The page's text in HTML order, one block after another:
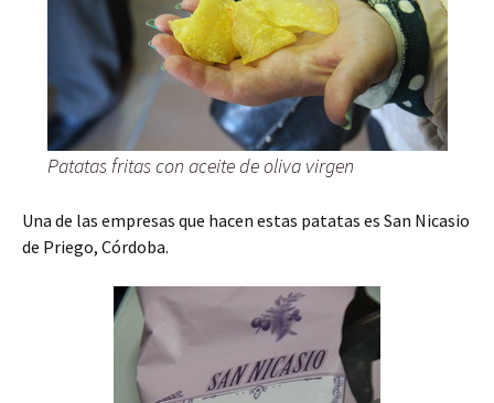
Patatas fritas con aceite de oliva virgen
Una de las empresas que hacen estas patatas es San Nicasio
de Priego, Córdoba.